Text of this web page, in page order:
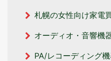
札幌の女性向け家電
オーディオ・音響機
PA/レコーディング